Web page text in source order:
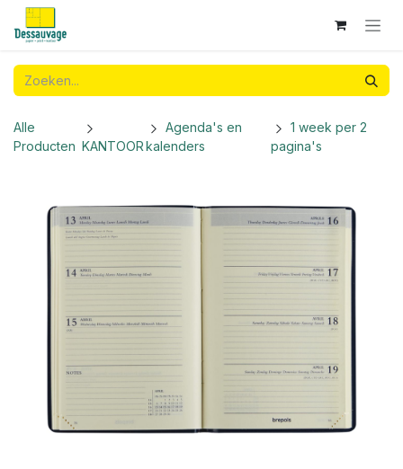
Overslaan naar inhoud
Alle
Producten KANTOOR
Agenda's en
kalenders
1 week per 2
pagina's